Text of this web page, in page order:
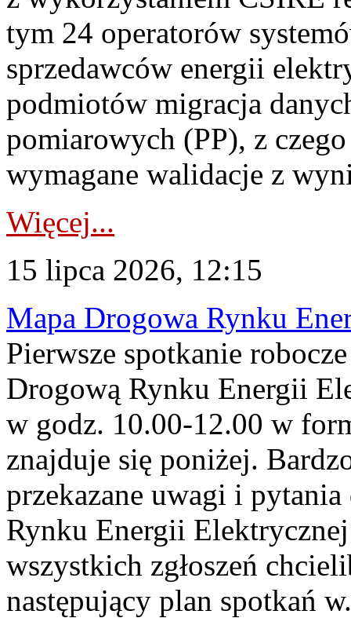
tym 24 operatorów
sprzedawców energii
podmiotów migracja
pomiarowych (PP), z
wymagane walidacje z
Więcej...
15 lipca 2026, 12:15
Mapa Drogowa Rynku
Pierwsze spotkanie
Drogową Rynku Energii
w godz. 10.00-12.00 w
znajduje się poniżej.
przekazane uwagi i
Rynku Energii
wszystkich zgłoszeń
następujący plan spotkań